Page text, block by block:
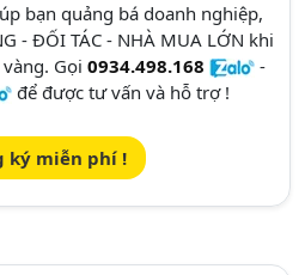
bạn quảng bá doanh nghiệp,
- ĐỐI TÁC - NHÀ MUA LỚN khi
Gọi 0934.498.168
-
để được tư vấn và hỗ trợ !
ký miễn phí !